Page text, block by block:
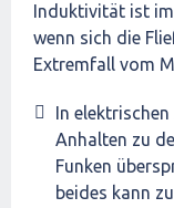
Induktivität ist
wenn sich die
Extremfall vom
In
Anhalten zu
Funken
beides kann